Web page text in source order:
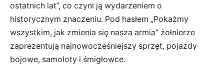
ostatnich lat”, co czyni ją wydarzeniem o
historycznym znaczeniu. Pod hasłem „Pokażmy
wszystkim, jak zmienia się nasza armia” żołnierze
zaprezentują najnowocześniejszy sprzęt, pojazdy
bojowe, samoloty i śmigłowce.